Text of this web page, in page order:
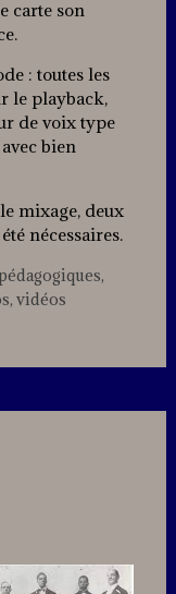
carte son
: toutes les
le playback,
de voix type
bien
mixage, deux
nécessaires.
,
, vidéos